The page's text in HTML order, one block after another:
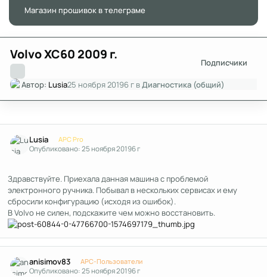
Магазин прошивок в телеграме
Volvo XC60 2009 г.
Подписчики
Автор: Lusia25 ноября 20196 г вДиагностика (общий)
Lusia APC Pro
Опубликовано:25 ноября 20196 г
Здравствуйте. Приехала данная машина с проблемой
электронного ручника. Побывал в нескольких сервисах и ему
сбросили конфигурацию (исходя из ошибок).
В Volvo не силен, подскажите чем можно восстановить.
anisimov83 APC-Пользователи
Опубликовано:25 ноября 20196 г